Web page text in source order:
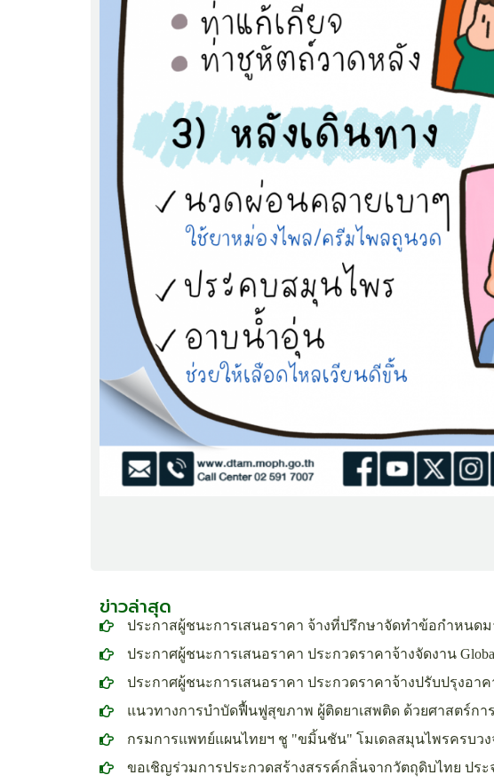
ข่าวล่าสุด
ประกาสผู้ชนะการเสนอราคา จ้างที่ปรึกษาจัดทำข้อกำหนดม
ประกาศผู้ชนะการเสนอราคา ประกวดราคาจ้างจัดงาน Global
ประกาศผู้ชนะการเสนอราคา ประกวดราคาจ้างปรับปรุงอ
แนวทางการบำบัดฟื้นฟูสุขภาพ ผู้ติดยาเสพติด ด้วยศาสตร์ก
กรมการแพทย์แผนไทยฯ ชู "ขมิ้นชัน" โมเดลสมุนไพรครบว
ขอเชิญร่วมการประกวดสร้างสรรค์กลิ่นจากวัตถุดิบไทย ประ